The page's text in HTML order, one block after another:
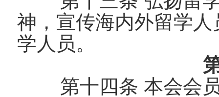
神，宣传海内外留学
学人员。
第十四条 本会会